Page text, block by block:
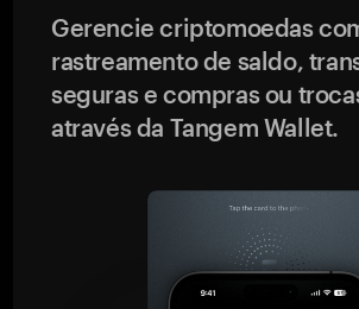
Gerencie criptomoedas
rastreamento de saldo,
seguras e compras ou
através da Tangem Wallet.